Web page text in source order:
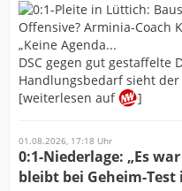
DSC gegen gut gestaffelte
Handlungsbedarf sieht
[weiterlesen auf
]
01.08.2026, 17:18 Uhr
0:1-Niederlage: „Es
bleibt bei Geheim-